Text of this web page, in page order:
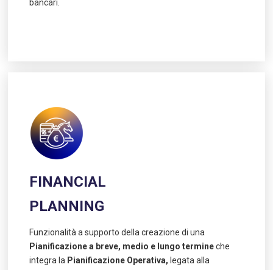
bancari.
FINANCIAL
PLANNING
Funzionalità a supporto della creazione di una
Pianificazione a breve, medio e lungo termineche
integra la Pianificazione Operativa, legata alla